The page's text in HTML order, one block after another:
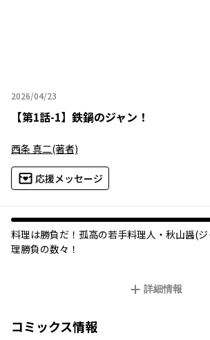
2026/04/23
2026年04月23日
【第1話-1】 鉄鍋のジャン！
西条 真二(著者)
応援メッセージ
料理は勝負だ！孤高の若手料理人・秋山醤(
理勝負の数々！
詳細情報
コミックス情報